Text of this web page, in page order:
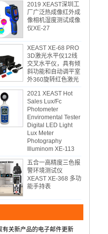
2019 XEAST深圳工
厂广泛热成像红外成
像相机湿度测试成像
仪XE-27
XEAST XE-68 PRO
3D激光水平仪12线
交叉水平仪，具有倾
斜功能和自动调平室
外360旋转红色激光
2021 XEAST Hot
Sales Lux/Fc
Photometer
Enviromental Tester
Digital LED Light
Lux Meter
Photography
Illuminom XE-113
五合一高精度三色报
警环境测试仪
XEAST XE-368 多功
能手持表
有关新产品的电子邮件更新